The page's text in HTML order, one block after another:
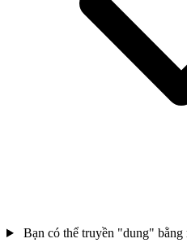
Bạn có thể truyền "dung" bằng